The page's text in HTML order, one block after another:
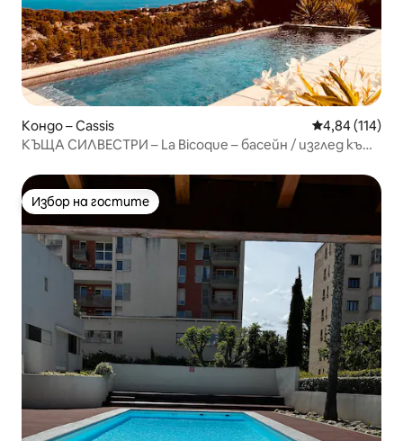
Кондо – Cassis Средна
4,84 (114)
КЪЩА СИЛВЕСТРИ – La Bicoque – басейн / изглед към
Избор на гостите
Избор на гостите